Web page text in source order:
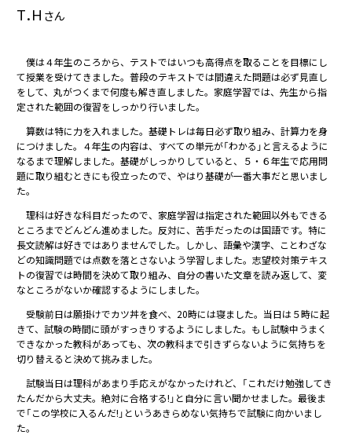
T.H さん
僕は４年生のころから、テストではいつも高得点を取ることを目標にし
て授業を受けてきました。普段のテキストでは間違えた問題は必ず見直し
をして、丸がつくまで何度も解き直しました。家庭学習では、先生から指
定された範囲の復習をしっかり行いました。
算数は特に力を入れました。基礎トレは毎日必ず取り組み、計算力を身
につけました。４年生の内容は、すべての単元が「わかる」と言えるように
なるまで理解しました。基礎がしっかりしていると、５・６年生で応用問
題に取り組むときにも役立ったので、やはり基礎が一番大事だと思いまし
た。
理科は好きな科目だったので、家庭学習は指定された範囲以外もできる
ところまでどんどん進めました。反対に、苦手だったのは国語です。特に
長文読解は好きではありませんでした。しかし、語彙や漢字、ことわざな
どの知識問題では点数を落とさないよう学習しました。志望校対策テキス
トの復習では時間を決めて取り組み、自分の書いた文章を読み返して、変
なところがないか確認するようにしました。
受験前日は願掛けでカツ丼を食べ、20時には寝ました。当日は５時に起
きて、試験の時間に頭がすっきりするようにしました。もし試験中うまく
できなかった教科があっても、次の教科まで引きずらないように気持ちを
切り替えると決めて挑みました。
試験当日は理科があまり手応えがなかったけれど、「これだけ勉強してき
たんだから大丈夫。絶対に合格する!」と自分に言い聞かせました。最後ま
で「この学校に入るんだ!」というあきらめない気持ちで試験に向かいまし
た。